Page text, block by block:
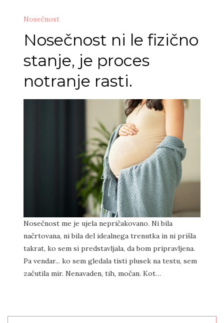
Nosečnost
Nosečnost ni le fizično
stanje, je proces
notranje rasti.
Nosečnost me je ujela nepričakovano. Ni bila
načrtovana, ni bila del idealnega trenutka in ni prišla
takrat, ko sem si predstavljala, da bom pripravljena.
Pa vendar... ko sem gledala tisti plusek na testu, sem
začutila mir. Nenavaden, tih, močan. Kot…